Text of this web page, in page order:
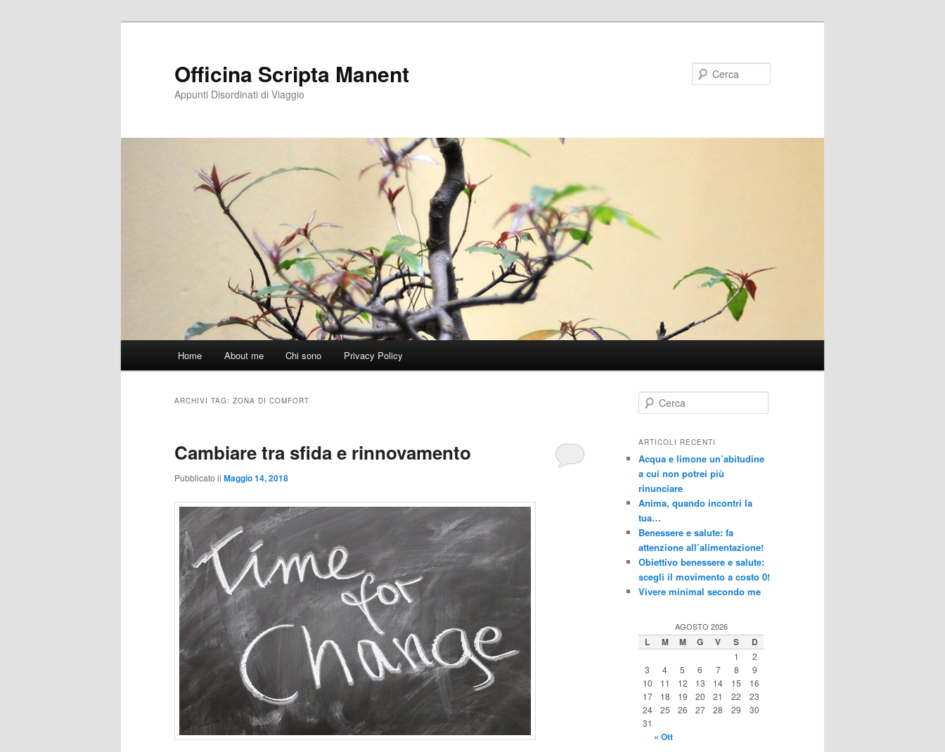
Officina Scripta Manent
Appunti Disordinati di Viaggio
Home About me Chi sono Privacy Policy
ARCHIVI TAG: ZONA DI COMFORT
Cambiare tra sfida e rinnovamento
Pubblicato il Maggio 14, 2018
e
c
ARTICOLI RECENTI
Acqua e limone un’abitudine
a cui non potrei più
rinunciare
Anima, quando incontri la
tua…
Benessere e salute: fa
attenzione all’alimentazione!
Obiettivo benessere e salute:
scegli il movimento a costo 0!
Vivere minimal secondo me
AGOSTO 2026
L M M G V S D
1
2
3
4 5 6 7 8
9
10
11 12 13 14 15
16
17
18 19 20 21 22
23
24
25 26 27 28 29
30
31
« Ott